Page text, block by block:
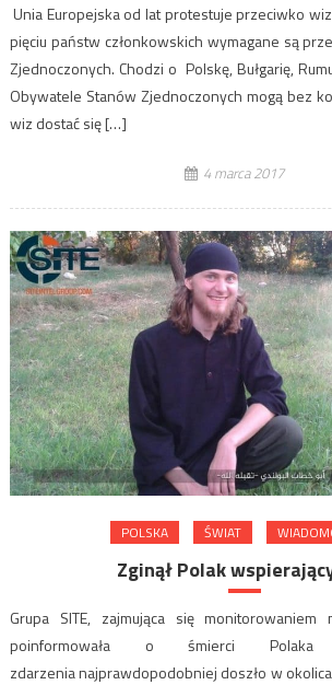
Unia Europejska od lat protestuje przeciwko
pięciu państw członkowskich wymagane są
Zjednoczonych. Chodzi o Polskę, Bułgarię,
Obywatele Stanów Zjednoczonych mogą bez
wiz dostać się […]
4 marca 2017
POLSKA ŚWIAT
Zginął Polak
Grupa SITE, zajmująca się monitorowaniem
poinformowała o śmierci
zdarzenia najprawdopodobniej doszło w